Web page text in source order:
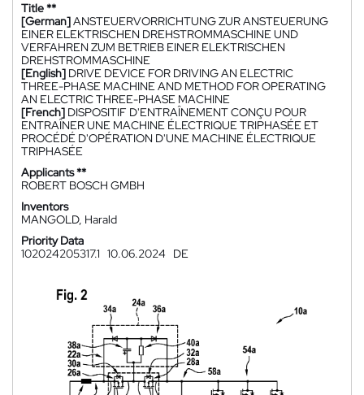
Title **
[German]ANSTEUERVORRICHTUNG ZUR ANSTEUERUNG
EINER ELEKTRISCHEN DREHSTROMMASCHINE UND
VERFAHREN ZUM BETRIEB EINER ELEKTRISCHEN
DREHSTROMMASCHINE
[English] DRIVE DEVICE FOR DRIVING AN ELECTRIC
THREE-PHASE MACHINE AND METHOD FOR OPERATING
AN ELECTRIC THREE-PHASE MACHINE
[French] DISPOSITIF D'ENTRAÎNEMENT CONÇU POUR
ENTRAÎNER UNE MACHINE ÉLECTRIQUE TRIPHASÉE ET
PROCÉDÉ D'OPÉRATION D'UNE MACHINE ÉLECTRIQUE
TRIPHASÉE
Applicants **
ROBERT BOSCH GMBH
Inventors
MANGOLD, Harald
Priority Data
102024205317.1 10.06.2024 DE